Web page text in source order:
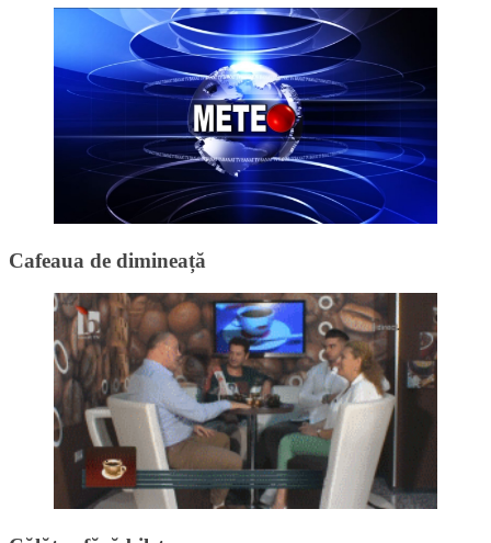
Cafeaua de dimineață